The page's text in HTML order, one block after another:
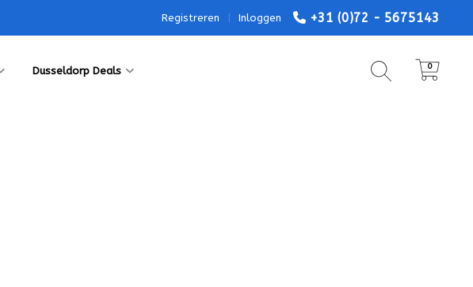
+31 (0)72 - 5675143
Inloggen
Registreren
Dusseldorp Deals 0